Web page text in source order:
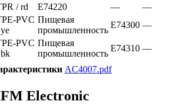
/ rd E74220 —
—
PVC Пищевая
промышленность
E74300 —
PVC Пищевая
промышленность
E74310 —
AC4007.pdf
Electronic